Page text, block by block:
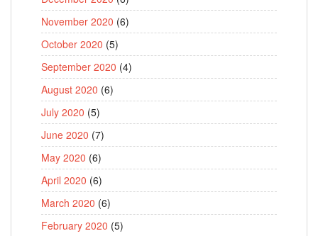
November 2020 (6)
October 2020 (5)
September 2020 (4)
August 2020 (6)
July 2020 (5)
June 2020 (7)
May 2020 (6)
April 2020 (6)
March 2020 (6)
February 2020 (5)